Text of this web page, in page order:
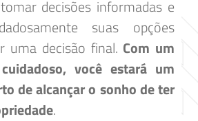
decisões informadas e
suas opções
uma decisão final. Com um
você estará um
de alcançar o sonho de ter
.